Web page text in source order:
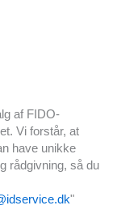
af FIDO-
Vi forstår, at
have unikke
rådgivning, så du
"